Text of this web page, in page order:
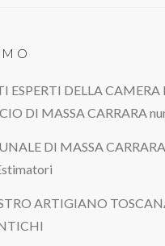
ESPERTI DELLA CAMERA
DI MASSA CARRARA
DI MASSA
ARTIGIANO